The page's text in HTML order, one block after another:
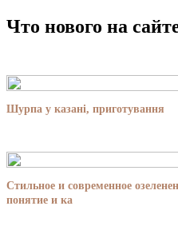
Что нового на
Шурпа у казані, приготування
Стильное и современное
понятие и ка